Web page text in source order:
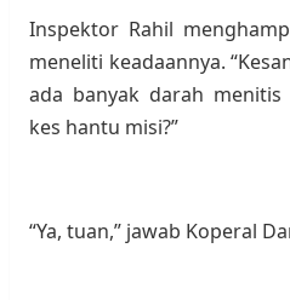
Inspektor Rahil
meneliti keadaannya.
ada banyak darah
kes hantu misi?”
“Ya, tuan,” jawab Koperal